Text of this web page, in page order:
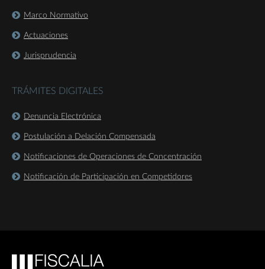
Marco Normativo
Actuaciones
Jurisprudencia
TRÁMITES DIGITALES
Denuncia Electrónica
Postulación a Delación Compensada
Notificaciones de Operaciones de Concentración
Notificación de Participación en Competidores